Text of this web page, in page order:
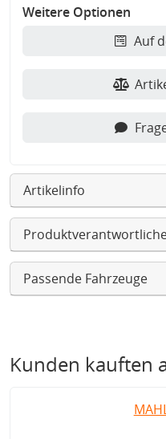
Weitere Optionen
Auf
Artikelinfo
Passende Fahrzeuge
Kunden kauften